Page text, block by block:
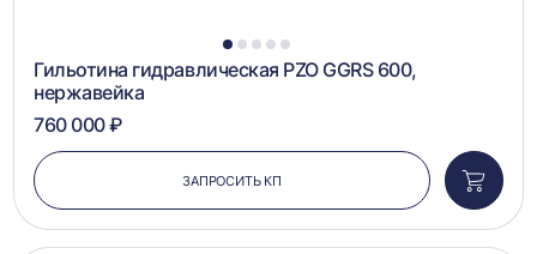
1 2 3 4 5
Гильотина гидравлическая PZO GGRS 600,
нержавейка
760 000 ₽
ЗАПРОСИТЬ КП
в